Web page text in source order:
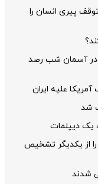
و توقف پیری انسان را
در آسمان شب رصد
علیه ایران
شد
یک دیپلمات
از یکدیگر تشخیص
شدند